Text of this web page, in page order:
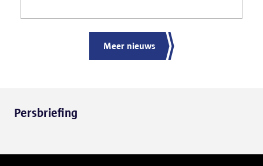
ernstige verkeershinder die dat als gevolg had.
Meer nieuws
Persbriefing